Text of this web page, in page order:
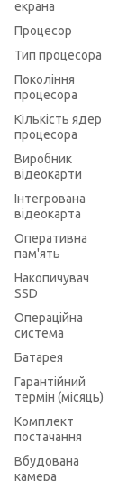
екрана
Процесор
Тип процесора
Покоління
процесора
Кількість ядер
процесора
Виробник
відеокарти
Інтегрована
відеокарта
Оперативна
пам'ять
Накопичувач
SSD
Операційна
система
Батарея
Гарантійний
термін (місяць)
Комплект
постачання
Вбудована
камера